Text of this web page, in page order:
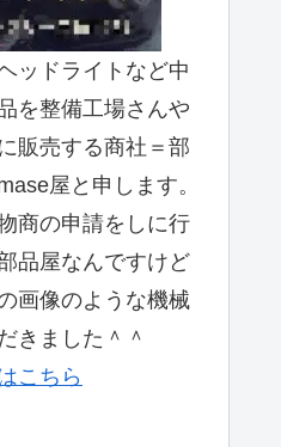
ッドライトなど中
を整備工場さんや
販売する商社＝部
屋と申します。
商の申請をしに行
品屋なんですけど
画像のような機械
きました＾＾
こちら